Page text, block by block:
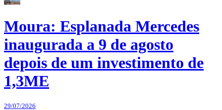
Moura: Esplanada Mercedes
inaugurada a 9 de agosto
depois de um investimento de
1,3ME
29/07/2026